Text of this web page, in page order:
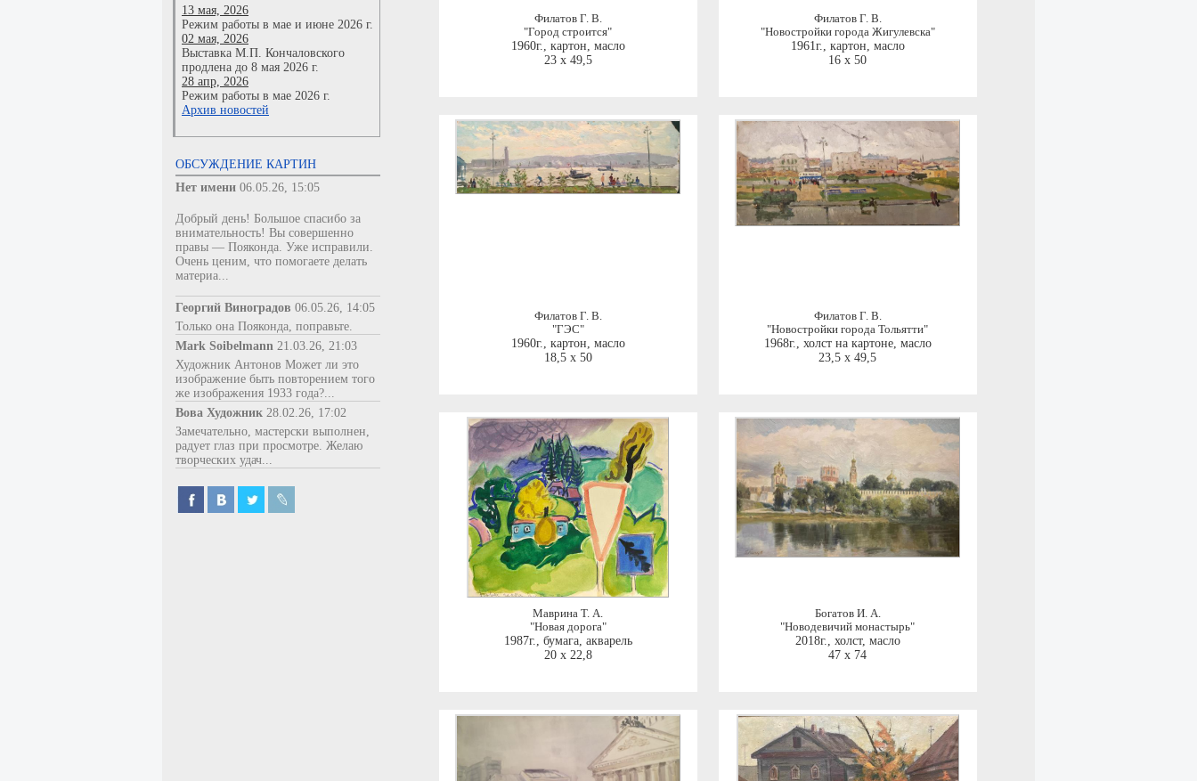
13 мая, 2026
Режим работы в мае и июне 2026 г.
02 мая, 2026
Выставка М.П. Кончаловского
продлена до 8 мая 2026 г.
28 апр, 2026
Режим работы в мае 2026 г.
Архив новостей
ОБСУЖДЕНИЕ КАРТИН
Нет имени 06.05.26, 15:05
Добрый день! Большое спасибо за
внимательность! Вы совершенно
правы — Пояконда. Уже исправили.
Очень ценим, что помогаете делать
материа...
Георгий Виноградов 06.05.26, 14:05
Только она Пояконда, поправьте.
Mark Soibelmann 21.03.26, 21:03
Художник Антонов Может ли это
изображение быть повторением того
же изображения 1933 года?...
Вова Художник 28.02.26, 17:02
Замечательно, мастерски выполнен,
радует глаз при просмотре. Желаю
творческих удач...
Филатов Г. В.
"Город строится"
1960г., картон, масло
23 x 49,5
Филатов Г. В.
"Новостройки города Жигулевска"
1961г., картон, масло
16 x 50
Филатов Г. В.
"ГЭС"
1960г., картон, масло
18,5 x 50
Филатов Г. В.
"Новостройки города Тольятти"
1968г., холст на картоне, масло
23,5 x 49,5
Маврина Т. А.
"Новая дорога"
1987г., бумага, акварель
20 x 22,8
Богатов И. А.
"Новодевичий монастырь"
2018г., холст, масло
47 x 74